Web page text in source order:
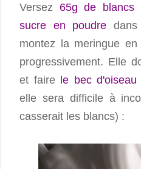
Versez 65g de blancs
sucre en poudre
montez la meringue
progressivement. Elle
et faire le bec d'oiseau
elle sera difficile à
casserait les blancs) :